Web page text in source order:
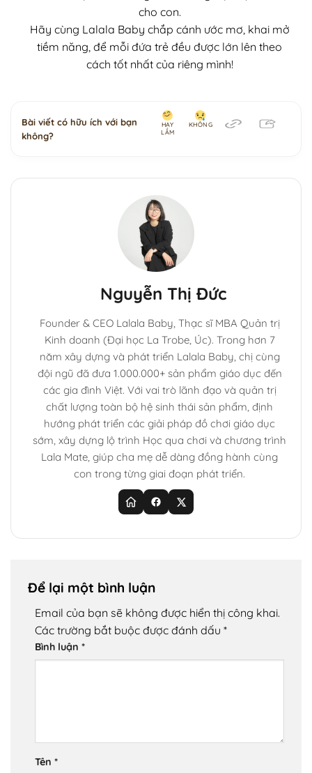
cho con.
Hãy cùng Lalala Baby chắp cánh ước mơ, khai mở
tiềm năng, để mỗi đứa trẻ đều được lớn lên theo
cách tốt nhất của riêng mình!
Bài viết có hữu ích với bạn
không?
HAY
LẮM
KHÔNG
Nguyễn Thị Đức
Founder & CEO Lalala Baby, Thạc sĩ MBA Quản trị
Kinh doanh (Đại học La Trobe, Úc). Trong hơn 7
năm xây dựng và phát triển Lalala Baby, chị cùng
đội ngũ đã đưa 1.000.000+ sản phẩm giáo dục đến
các gia đình Việt. Với vai trò lãnh đạo và quản trị
chất lượng toàn bộ hệ sinh thái sản phẩm, định
hướng phát triển các giải pháp đồ chơi giáo dục
sớm, xây dựng lộ trình Học qua chơi và chương trình
Lala Mate, giúp cha mẹ dễ dàng đồng hành cùng
con trong từng giai đoạn phát triển.
Để lại một bình luận
Email của bạn sẽ không được hiển thị công khai.
Các trường bắt buộc được đánh dấu *
Bình luận *
Tên *